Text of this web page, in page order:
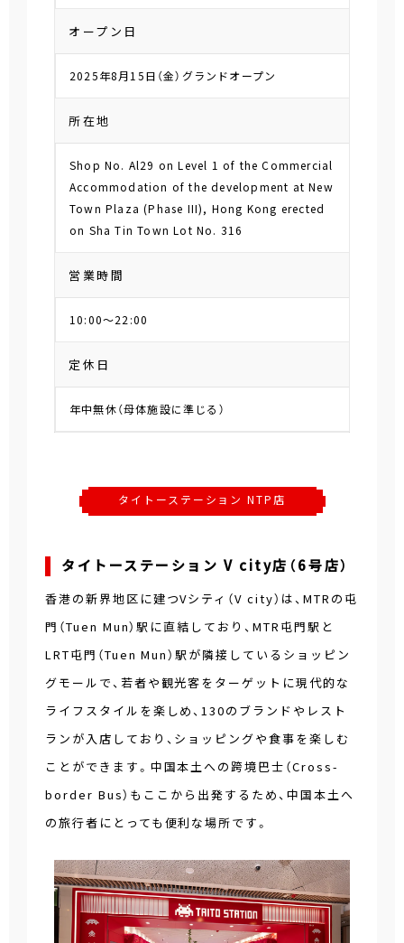
オープン日
2025年8月15日（金）グランドオープン
所在地
Shop No. Al29 on Level 1 of the Commercial
Accommodation of the development at New
Town Plaza (Phase III), Hong Kong erected
on Sha Tin Town Lot No. 316
営業時間
10:00～22:00
定休日
年中無休（母体施設に準じる）
タイトーステーション NTP店
タイトーステーション V city店（6号店）
香港の新界地区に建つVシティ（V city）は、MTRの屯
門（Tuen Mun）駅に直結しており、MTR屯門駅と
LRT屯門（Tuen Mun）駅が隣接しているショッピン
グモールで、若者や観光客をターゲットに現代的な
ライフスタイルを楽しめ、130のブランドやレスト
ランが入店しており、ショッピングや食事を楽しむ
ことができます。中国本土への跨境巴士（Cross-
border Bus）もここから出発するため、中国本土へ
の旅行者にとっても便利な場所です。